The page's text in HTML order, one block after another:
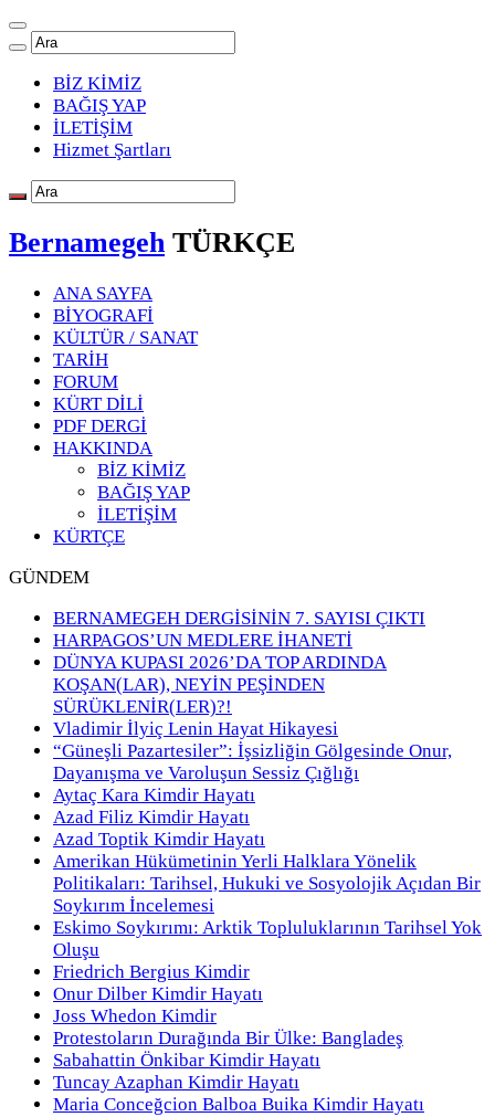
BİZ KİMİZ
BAĞIŞ YAP
İLETİŞİM
Hizmet Şartları
Bernamegeh TÜRKÇE
ANA SAYFA
BİYOGRAFİ
KÜLTÜR / SANAT
TARİH
FORUM
KÜRT DİLİ
PDF DERGİ
HAKKINDA
BİZ KİMİZ
BAĞIŞ YAP
İLETİŞİM
KÜRTÇE
GÜNDEM
BERNAMEGEH DERGİSİNİN 7. SAYISI ÇIKTI
HARPAGOS’UN MEDLERE İHANETİ
DÜNYA KUPASI 2026’DA TOP ARDINDA
KOŞAN(LAR), NEYİN PEŞİNDEN
SÜRÜKLENİR(LER)?!
Vladimir İlyiç Lenin Hayat Hikayesi
“Güneşli Pazartesiler”: İşsizliğin Gölgesinde Onur,
Dayanışma ve Varoluşun Sessiz Çığlığı
Aytaç Kara Kimdir Hayatı
Azad Filiz Kimdir Hayatı
Azad Toptik Kimdir Hayatı
Amerikan Hükümetinin Yerli Halklara Yönelik
Politikaları: Tarihsel, Hukuki ve Sosyolojik Açıdan Bir
Soykırım İncelemesi
Eskimo Soykırımı: Arktik Topluluklarının Tarihsel Yok
Oluşu
Friedrich Bergius Kimdir
Onur Dilber Kimdir Hayatı
Joss Whedon Kimdir
Protestoların Durağında Bir Ülke: Bangladeş
Sabahattin Önkibar Kimdir Hayatı
Tuncay Azaphan Kimdir Hayatı
Maria Conceğcion Balboa Buika Kimdir Hayatı